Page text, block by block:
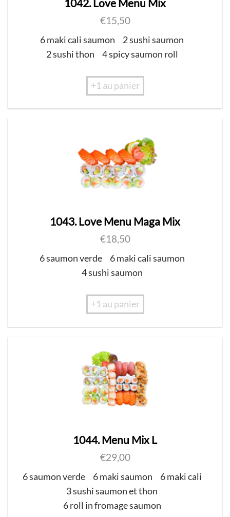
1042. Love Menu Mix
€15,50
6 maki cali saumon
2 sushi saumon
2 sushi thon
4 spicy saumon roll
+1 au panier
1043. Love Menu Maga Mix
€18,50
6 saumon verde
6 maki cali saumon
4 sushi saumon
+1 au panier
1044. Menu Mix L
€29,00
6 saumon verde 6 maki saumon
6 maki cali
3 sushi saumon et thon
6 roll in fromage saumon